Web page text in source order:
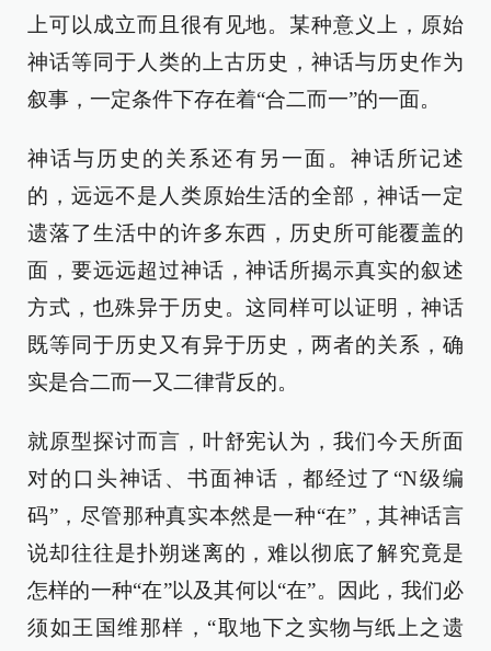
上可以成立而且很有见地。某种意义上，原始
神话等同于人类的上古历史，神话与历史作为
叙事，一定条件下存在着“合二而一”的一面。
神话与历史的关系还有另一面。神话所记述
的，远远不是人类原始生活的全部，神话一定
遗落了生活中的许多东西，历史所可能覆盖的
面，要远远超过神话，神话所揭示真实的叙述
方式，也殊异于历史。这同样可以证明，神话
既等同于历史又有异于历史，两者的关系，确
实是合二而一又二律背反的。
就原型探讨而言，叶舒宪认为，我们今天所面
对的口头神话、书面神话，都经过了“N级编
码”，尽管那种真实本然是一种“在”，其神话言
说却往往是扑朔迷离的，难以彻底了解究竟是
怎样的一种“在”以及其何以“在”。因此，我们必
须如王国维那样，“取地下之实物与纸上之遗